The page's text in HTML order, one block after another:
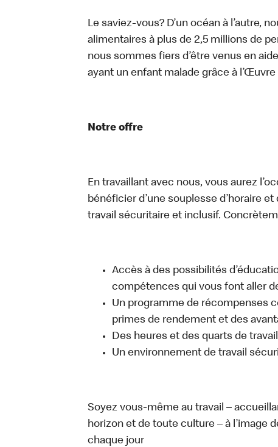
Le saviez-vous? D’un océan à l’autre,
alimentaires à plus de 2,5 millions de
nous sommes fiers d’être venus en
ayant un enfant malade grâce à
Notre offre
En travaillant avec nous, vous aurez
bénéficier d’une souplesse d’horaire
travail sécuritaire et inclusif.
Accès à des possibilités
compétences qui vous font aller
Un programme de récompenses
primes de rendement et des
Des heures et des quarts de
Un environnement de travail
Soyez vous-même au travail –
horizon et de toute culture – à l’image
chaque jour